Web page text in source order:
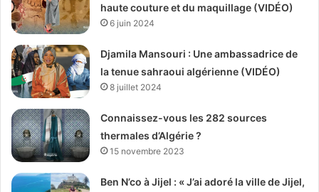
haute couture et du maquillage (VIDÉO)
6 juin 2024
Djamila Mansouri : Une ambassadrice de
la tenue sahraoui algérienne (VIDÉO)
8 juillet 2024
Connaissez-vous les 282 sources
thermales d’Algérie ?
15 novembre 2023
Ben N’co à Jijel : « J’ai adoré la ville de Jijel,